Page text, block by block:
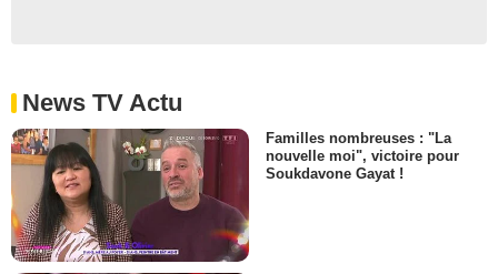
News TV Actu
Familles nombreuses : "La
nouvelle moi", victoire pour
Soukdavone Gayat !